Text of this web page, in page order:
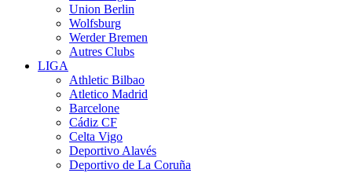
Union Berlin
Wolfsburg
Werder Bremen
Autres Clubs
LIGA
Athletic Bilbao
Atletico Madrid
Barcelone
Cádiz CF
Celta Vigo
Deportivo Alavés
Deportivo de La Coruña